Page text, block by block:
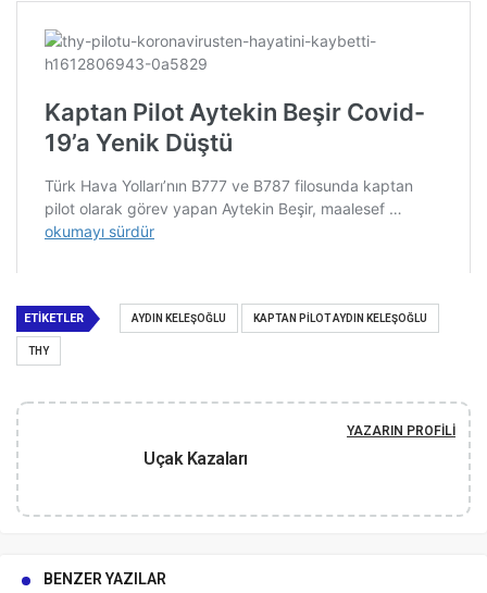
ETIKETLER AYDIN KELEŞOĞLU KAPTAN PILOT AYDIN KELEŞOĞLU
THY
Uçak Kazaları
YAZARIN PROFILI
BENZER YAZILAR